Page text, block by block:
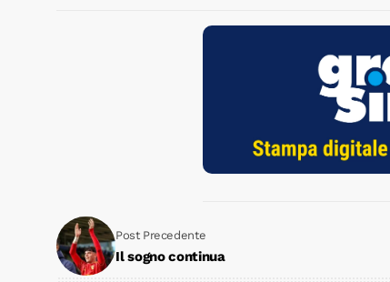
Post Precedente
Il sogno continua